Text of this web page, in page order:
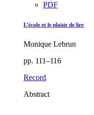
PDF
L’école et le plaisir de lire
Monique Lebrun
pp. 111–116
Record
Abstract